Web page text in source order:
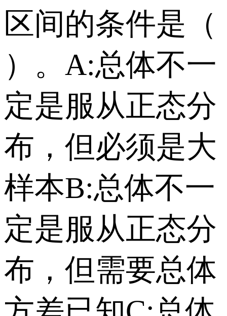
区间的条件是（
）。 A:总体不一
定是服从正态分
布，但必须是大
样本 B:总体不一
定是服从正态分
布，但需要总体